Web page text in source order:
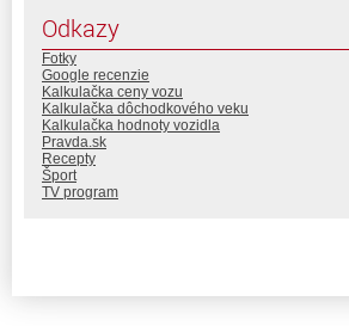
Odkazy
Fotky
Google recenzie
Kalkulačka ceny vozu
Kalkulačka dôchodkového veku
Kalkulačka hodnoty vozidla
Pravda.sk
Recepty
Šport
TV program